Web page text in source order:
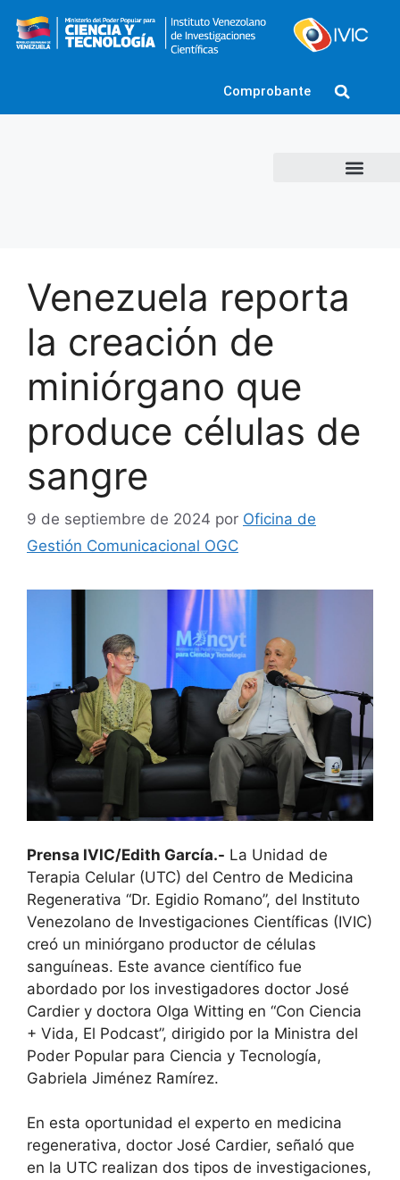
Comprobante
Venezuela reporta
la creación de
miniórgano que
produce células de
sangre
9 de septiembre de 2024 por Oficina de
Gestión Comunicacional OGC
Prensa IVIC/Edith García.- La Unidad de
Terapia Celular (UTC) del Centro de Medicina
Regenerativa “Dr. Egidio Romano”, del Instituto
Venezolano de Investigaciones Científicas (IVIC)
creó un miniórgano productor de células
sanguíneas. Este avance científico fue
abordado por los investigadores doctor José
Cardier y doctora Olga Witting en “Con Ciencia
+ Vida, El Podcast”, dirigido por la Ministra del
Poder Popular para Ciencia y Tecnología,
Gabriela Jiménez Ramírez.
En esta oportunidad el experto en medicina
regenerativa, doctor José Cardier, señaló que
en la UTC realizan dos tipos de investigaciones,